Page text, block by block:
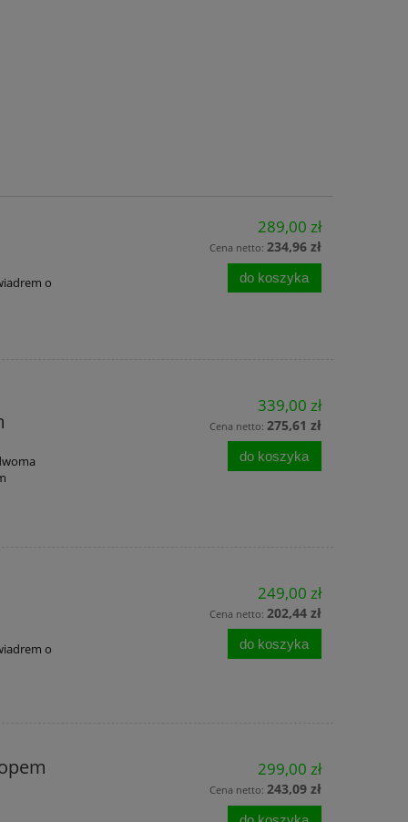
o
289,00 zł
Cena netto: 234,96 zł
do koszyka
339,00 zł
Cena netto: 275,61 zł
do koszyka
o
249,00 zł
Cena netto: 202,44 zł
do koszyka
299,00 zł
Cena netto: 243,09 zł